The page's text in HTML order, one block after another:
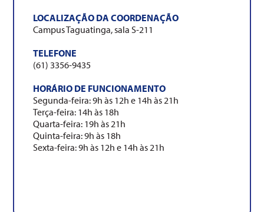
LOCALIZAÇÃO DA COORDENAÇÃO
Campus Taguatinga, sala S-211
TELEFONE
(61) 3356-9435
HORÁRIO DE FUNCIONAMENTO
Segunda-feira: 9h às 12h e 14h às 21h
Terça-feira: 14h às 18h
Quarta-feira: 19h às 21h
Quinta-feira: 9h às 18h
Sexta-feira: 9h às 12h e 14h às 21h